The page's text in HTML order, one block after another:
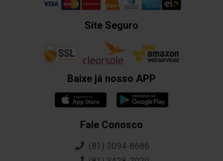
Site Seguro
Baixe já nosso APP
Fale Conosco
(81) 3094-8686